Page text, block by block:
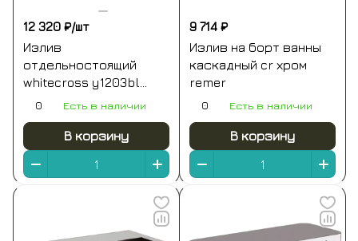
12 320 ₽/шт
Излив
отдельностоящий
whitecross y1203bl
(черный мат)
0 Есть в наличии
В корзину
9 714 ₽
Излив на борт ванны
каскадный cr хром
remer
0 Есть в наличии
В корзину